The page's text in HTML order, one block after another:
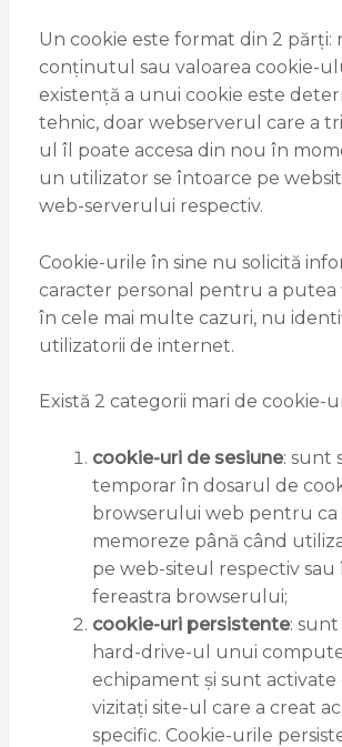
Un cookie este format din 2 părți:
conținutul sau valoarea cookie-
existență a unui cookie este
tehnic, doar webserverul care a
ul îl poate accesa din nou în
un utilizator se întoarce pe
web-serverului respectiv.
Cookie-urile în sine nu solicită
caracter personal pentru a putea
în cele mai multe cazuri, nu
utilizatorii de internet.
Există 2 categorii mari de cookie-
cookie-uri de sesiune: sunt
temporar în dosarul de
browserului web pentru ca
memoreze până când
pe web-siteul respectiv sau
fereastra browserului;
cookie-uri persistente:
hard-drive-ul unui
echipament și sunt activate
vizitați site-ul care a creat
specific. Cookie-urile